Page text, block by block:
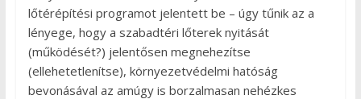
lőtérépítési programot jelentett be – úgy tűnik az a
lényege, hogy a szabadtéri lőterek nyitását
(működését?) jelentősen megnehezítse
(ellehetetlenítse), környezetvédelmi hatóság
bevonásával az amúgy is borzalmasan nehézkes